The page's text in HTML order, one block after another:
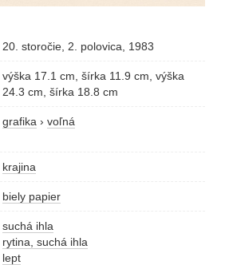
20. storočie, 2. polovica, 1983
výška 17.1 cm, šírka 11.9 cm, výška
24.3 cm, šírka 18.8 cm
grafika › voľná
krajina
biely papier
suchá ihla
rytina, suchá ihla
lept